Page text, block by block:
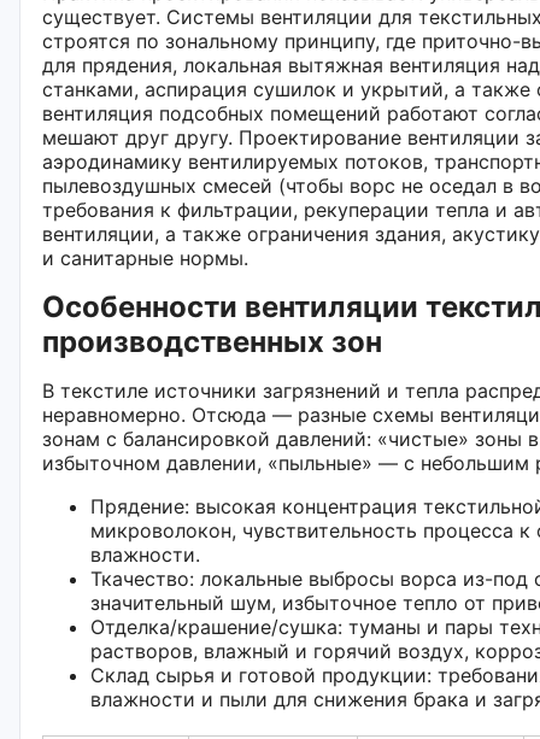
существует. Системы вентиляции для
строятся по зональному принципу, где приточно-
для прядения, локальная вытяжная вентиляция
станками, аспирация сушилок и укрытий, а также
вентиляция подсобных помещений работают
мешают друг другу. Проектирование вентиляции
аэродинамику вентилируемых потоков,
пылевоздушных смесей (чтобы ворс не оседал в
требования к фильтрации, рекуперации тепла и
вентиляции, а также ограничения здания,
и санитарные нормы.
Особенности вентиляции
производственных зон
В текстиле источники загрязнений и тепла
неравномерно. Отсюда — разные схемы
зонам с балансировкой давлений: «чистые» зоны
избыточном давлении, «пыльные» — с небольшим
Прядение: высокая концентрация
микроволокон, чувствительность процесса к
влажности.
Ткачество: локальные выбросы ворса из-под
значительный шум, избыточное тепло от
Отделка/крашение/сушка: туманы и пары
растворов, влажный и горячий воздух,
Склад сырья и готовой продукции:
влажности и пыли для снижения брака и